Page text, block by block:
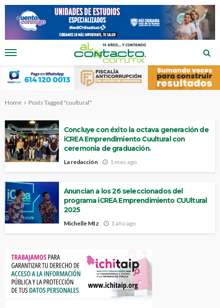
Home Posts Tagged "cuultural"
Concluye con éxito la octava generación de
iCREA Emprendimiento Cuultural con
ceremonia de graduación.
La redacción 1 mes ago
Anuncian a los 26 seleccionados del
programa iCREA Emprendimiento CUUltural
2025
Michelle Mtz 1 año ago